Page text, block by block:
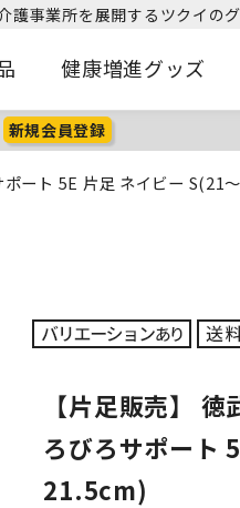
護事業所を展開するツクイの
健康増進グッズ
新規会員登録
ポート 5E 片足 ネイビー S(21
【片足販売】
ろびろサポート
21.5cm)